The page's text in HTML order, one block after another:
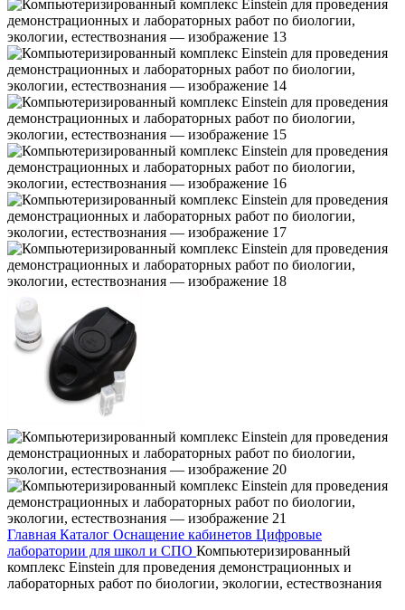
Главная Каталог Оснащение кабинетов Цифровые
лаборатории для школ и СПО Компьютеризированный
комплекс Einstein для проведения демонстрационных и
лабораторных работ по биологии, экологии, естествознания